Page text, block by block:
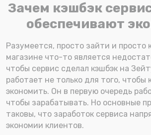
Зачем кэшбэк
обеспечивают
Разумеется, просто зайти и просто
магазине что-то является
чтобы сервис сделал кэшбэк на
работает не только для того, чтобы
экономить. Он в первую очередь
чтобы зарабатывать. Но основные
таковы, что заработок сервиса
экономии клиентов.